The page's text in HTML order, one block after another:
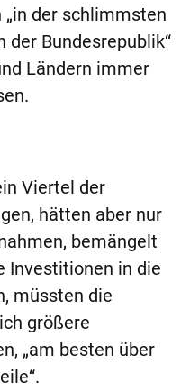
der schlimmsten
der Bundesrepublik“
Ländern immer
Viertel der
hätten aber nur
bemängelt
Investitionen in die
müssten die
größere
„am besten über